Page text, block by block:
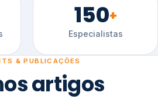
150+
Especialistas
& PUBLICAÇÕES
artigos